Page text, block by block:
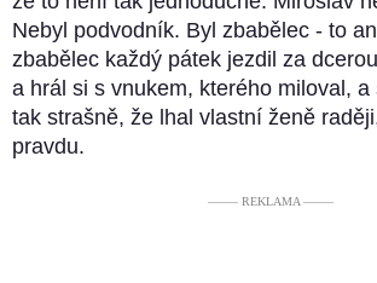
Nebyl podvodník. Byl zbabělec - to
zbabělec každý pátek jezdil za
a hrál si s vnukem, kterého miloval, a
tak strašně, že lhal vlastní ženě
pravdu.
––––– REKLAMA –––––